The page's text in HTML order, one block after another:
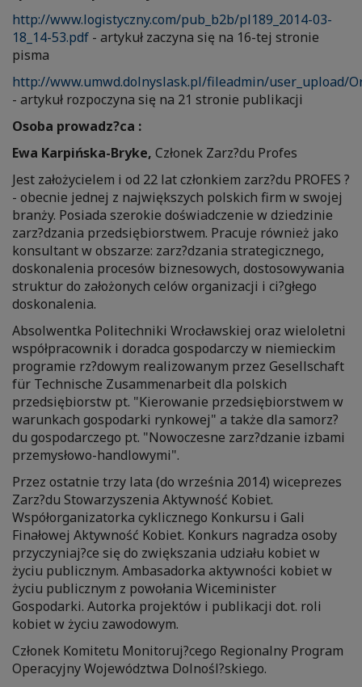
http://www.logistyczny.com/pub_b2b/pl189_2014-03-
18_14-53.pdf - artykuł zaczyna się na 16-tej stronie
pisma
http://www.umwd.dolnyslask.pl/fileadmin/user_upload/
- artykuł rozpoczyna się na 21 stronie publikacji
Osoba prowadz?ca :
Ewa Karpińska-Bryke, Członek Zarz?du Profes
Jest założycielem i od 22 lat członkiem zarz?du PROFES ?
- obecnie jednej z największych polskich firm w swojej
branży. Posiada szerokie doświadczenie w dziedzinie
zarz?dzania przedsiębiorstwem. Pracuje również jako
konsultant w obszarze: zarz?dzania strategicznego,
doskonalenia procesów biznesowych, dostosowywania
struktur do założonych celów organizacji i ci?głego
doskonalenia.
Absolwentka Politechniki Wrocławskiej oraz wieloletni
współpracownik i doradca gospodarczy w niemieckim
programie rz?dowym realizowanym przez Gesellschaft
für Technische Zusammenarbeit dla polskich
przedsiębiorstw pt. "Kierowanie przedsiębiorstwem w
warunkach gospodarki rynkowej" a także dla samorz?
du gospodarczego pt. "Nowoczesne zarz?dzanie izbami
przemysłowo-handlowymi".
Przez ostatnie trzy lata (do września 2014) wiceprezes
Zarz?du Stowarzyszenia Aktywność Kobiet.
Współorganizatorka cyklicznego Konkursu i Gali
Finałowej Aktywność Kobiet. Konkurs nagradza osoby
przyczyniaj?ce się do zwiększania udziału kobiet w
życiu publicznym. Ambasadorka aktywności kobiet w
życiu publicznym z powołania Wiceminister
Gospodarki. Autorka projektów i publikacji dot. roli
kobiet w życiu zawodowym.
Członek Komitetu Monitoruj?cego Regionalny Program
Operacyjny Województwa Dolnośl?skiego.